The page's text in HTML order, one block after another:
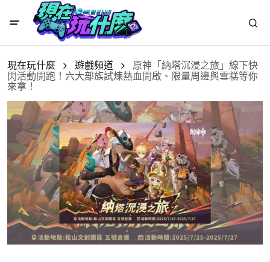
現在玩什麼 遊戲頻道
原神「納塔沉浸之旅」線下快
閃活動開跑！六大部族試煉熱血開啟、限量周邊與雪糕等你
來拿！